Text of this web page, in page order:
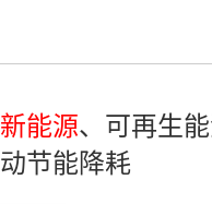
新能源、可再生
动节能降耗